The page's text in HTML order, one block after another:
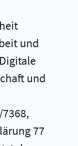
und
und
77